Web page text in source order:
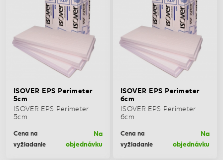
ISOVER EPS Perimeter
5cm
ISOVER EPS Perimeter
5cm
Cena na
vyžiadanie
Na
objednávku
ISOVER EPS Perimeter
6cm
ISOVER EPS Perimeter
6cm
Cena na
vyžiadanie
Na
objednávku